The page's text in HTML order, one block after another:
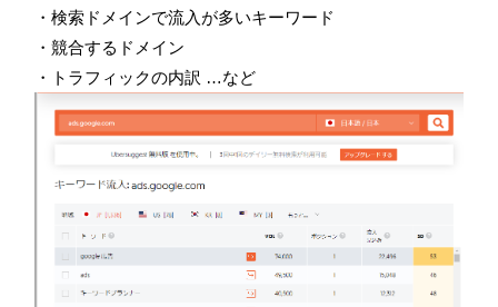
・検索ドメインで流入が多いキーワード
・競合するドメイン
・トラフィックの内訳 …など